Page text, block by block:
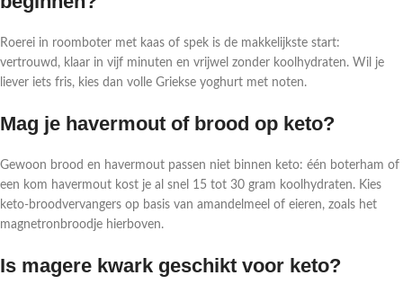
Roerei in roomboter met kaas of spek is de makkelijkste start:
vertrouwd, klaar in vijf minuten en vrijwel zonder koolhydraten. Wil je
liever iets fris, kies dan volle Griekse yoghurt met noten.
Mag je havermout of brood op keto?
Gewoon brood en havermout passen niet binnen keto: één boterham of
een kom havermout kost je al snel 15 tot 30 gram koolhydraten. Kies
keto-broodvervangers op basis van amandelmeel of eieren, zoals het
magnetronbroodje hierboven.
Is magere kwark geschikt voor keto?